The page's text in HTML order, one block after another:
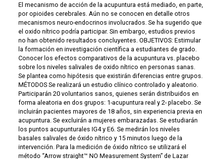
El mecanismo de acción de la acupuntura está mediado, en parte,
por opioides cerebrales. Aún no se conocen en detalle otros
mecanismos neuro-endocrinos involucrados. Se ha sugerido que
el oxido nítrico podría participar. Sin embargo, estudios previos
no han obtenido resultados concluyentes. OBJETIVOS: Estimular
la formación en investigación científica a estudiantes de grado.
Conocer los efectos comparativos de la acupuntura vs. placebo
sobre los niveles salivales de oxido nítrico en personas sanas.
Se plantea como hipótesis que existirán diferencias entre grupos.
MÉTODOS Se realizará un estudio clínico controlado y aleatorio.
Participarán 20 voluntarios sanos, quienes serán distribuidos en
forma aleatoria en dos grupos: 1-acupuntura real y 2- placebo. Se
incluirán pacientes mayores de 18 años, sin experiencia previa en
acupuntura. Se excluirán a mujeres embarazadas. Se estudiarán
los puntos acupunturales IG4 y E6. Se medirán los niveles
basales salivales de óxido nítrico y 15 minutos luego de la
intervención. Para la medición de óxido nítrico se utilizará el
método “Arrow straight™ NO Measurement System” de Lazar